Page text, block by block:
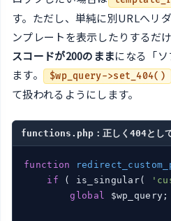
す。ただし、単純に別URLへリ
ンプレートを表示したりするだ
スコードが200のままになる「
ます。
$wp_query->set_404()
て扱われるようにします。
functions.php：正しく404とし
function
if ( is_singular(
global $wp_query;